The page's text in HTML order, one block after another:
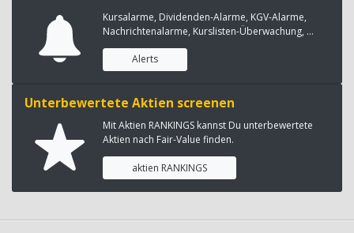
Kursalarme, Dividenden-Alarme, KGV-Alarme,
Nachrichtenalarme, Kurslisten-Überwachung, ...
Alerts
Unterbewertete Aktien screenen
Mit Aktien RANKINGS kannst Du unterbewertete
Aktien nach Fair-Value finden.
aktien RANKINGS